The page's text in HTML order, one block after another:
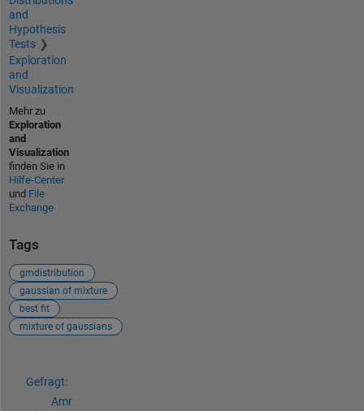
and
Hypothesis
Tests
Exploration
and
Visualization
Mehr zu
Exploration
and
Visualization
finden Sie in
Hilfe-Center
und File
Exchange
Tags
gmdistribution
gaussian of mixture
best fit
mixture of gaussians
Gefragt:
Amr